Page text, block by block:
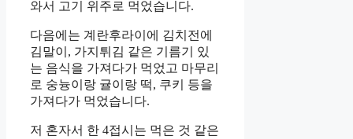
와서 고기 위주로 먹었습니다.
다음에는 계란후라이에 김치전에
김말이, 가지튀김 같은 기름기 있
는 음식을 가져다가 먹었고 마무리
로 숭늉이랑 귤이랑 떡, 쿠키 등을
가져다가 먹었습니다.
저 혼자서 한 4접시는 먹은 것 같은